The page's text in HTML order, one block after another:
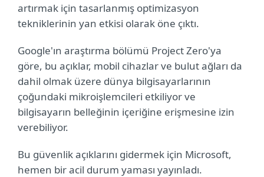
artırmak için tasarlanmış optimizasyon
tekniklerinin yan etkisi olarak öne çıktı.
Google'ın araştırma bölümü Project Zero'ya
göre, bu açıklar, mobil cihazlar ve bulut ağları da
dahil olmak üzere dünya bilgisayarlarının
çoğundaki mikroişlemcileri etkiliyor ve
bilgisayarın belleğinin içeriğine erişmesine izin
verebiliyor.
Bu güvenlik açıklarını gidermek için Microsoft,
hemen bir acil durum yaması yayınladı.